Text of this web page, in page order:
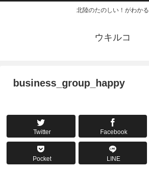
北陸のたのしい！がわかる
ウキルコ
business_group_happy
Twitter Facebook
Pocket LINE